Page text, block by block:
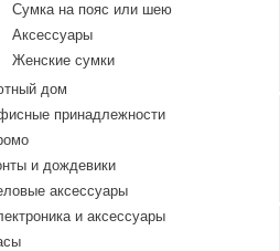
Сумка на пояс или шею
Аксессуары
Женские сумки
дом
принадлежности
и дождевики
аксессуары
и аксессуары